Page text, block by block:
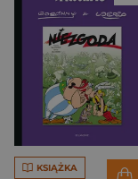
KSIĄŻKA